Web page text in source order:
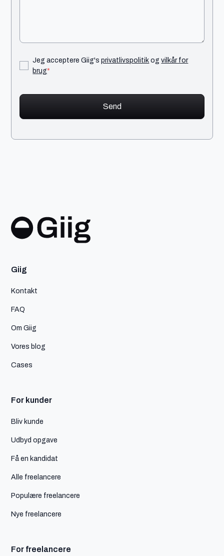
Jeg acceptere Giig'sprivatlivspolitikogvilkår for
brug*
Giig
Kontakt
FAQ
Om Giig
Vores blog
Cases
For kunder
Bliv kunde
Udbyd opgave
Få en kandidat
Alle freelancere
Populære freelancere
Nye freelancere
For freelancere